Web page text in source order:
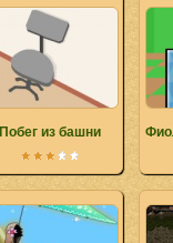
Побег из башни